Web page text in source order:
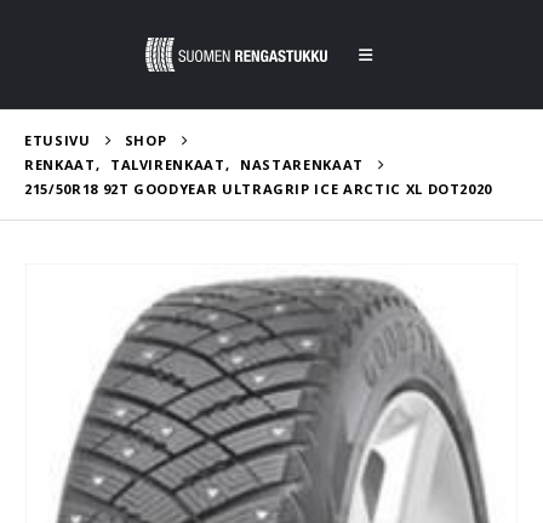
ETUSIVU
SHOP
RENKAAT, TALVIRENKAAT,
NASTARENKAAT
215/50R18 92T GOODYEAR ULTRAGRIP ICE ARCTIC XL DOT2020